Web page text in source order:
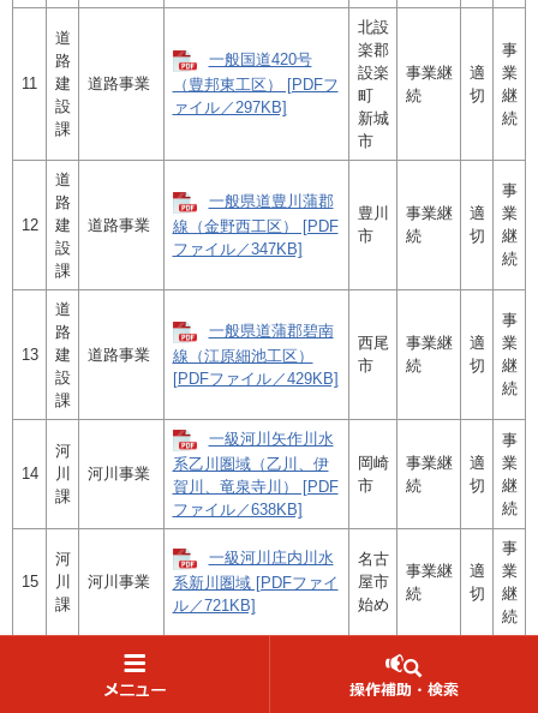
11
道
路
建
設
課
道路事業
一般国道420号
（豊邦東工区） [PDFフ
ァイル／297KB]
北設
楽郡
設楽
町
新城
市
事業継
続
適
切
事
業
継
続
12
道
路
建
設
課
道路事業
一般県道豊川蒲郡
線（金野西工区） [PDF
ファイル／347KB]
豊川
市
事業継
続
適
切
事
業
継
続
13
道
路
建
設
課
道路事業
一般県道蒲郡碧南
線（江原細池工区）
[PDFファイル／429KB]
西尾
市
事業継
続
適
切
事
業
継
続
14
河
川
課
河川事業
一級河川矢作川水
系乙川圏域（乙川、伊
賀川、竜泉寺川） [PDF
ファイル／638KB]
岡崎
市
事業継
続
適
切
事
業
継
続
15
河
川
課
河川事業
一級河川庄内川水
系新川圏域 [PDFファイ
ル／721KB]
名古
屋市
始め
事業継
続
適
切
事
業
継
続
海岸事業
（侵食対
豊橋
市
田原
事業継
続